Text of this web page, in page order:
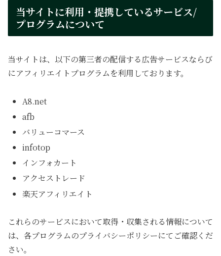
当サイトに利用・提携しているサービス/
プログラムについて
当サイトは、以下の第三者の配信する広告サービスならび
にアフィリエイトプログラムを利用しております。
A8.net
afb
バリューコマース
infotop
インフォカート
アクセストレード
楽天アフィリエイト
これらのサービスにおいて取得・収集される情報について
は、各プログラムのプライバシーポリシーにてご確認くだ
さい。